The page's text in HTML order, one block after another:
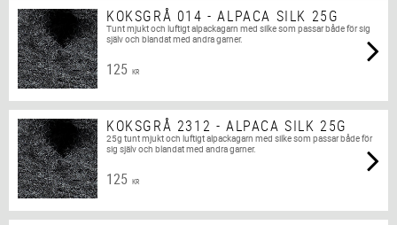
KOKSGRÅ 014 - ALPACA SILK 25G
Tunt mjukt och luftigt alpackagarn med silke som passar både för sig
själv och blandat med andra garner.
125 KR
KOKSGRÅ 2312 - ALPACA SILK 25G
25g tunt mjukt och luftigt alpackagarn med silke som passar både för
sig själv och blandat med andra garner.
125 KR